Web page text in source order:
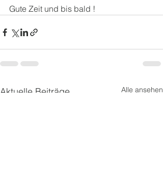
Gute Zeit und bis bald !
Aktuelle Beiträge Alle ansehen